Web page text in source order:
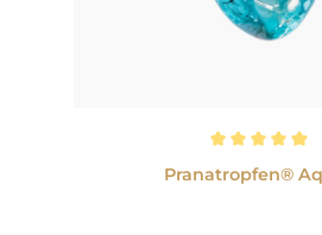
Durchschnittliche
Pranatropfen®